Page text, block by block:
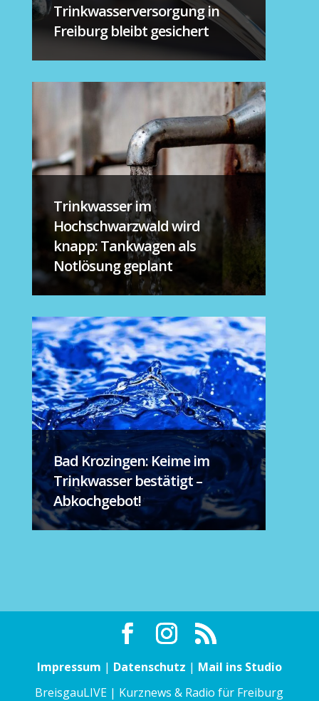
Trinkwasserversorgung in
Freiburg bleibt gesichert
Trinkwasser im
Hochschwarzwald wird
knapp: Tankwagen als
Notlösung geplant
Bad Krozingen: Keime im
Trinkwasser bestätigt –
Abkochgebot!
Impressum | Datenschutz | Mail ins Studio
BreisgauLIVE | Kurznews & Radio für Freiburg